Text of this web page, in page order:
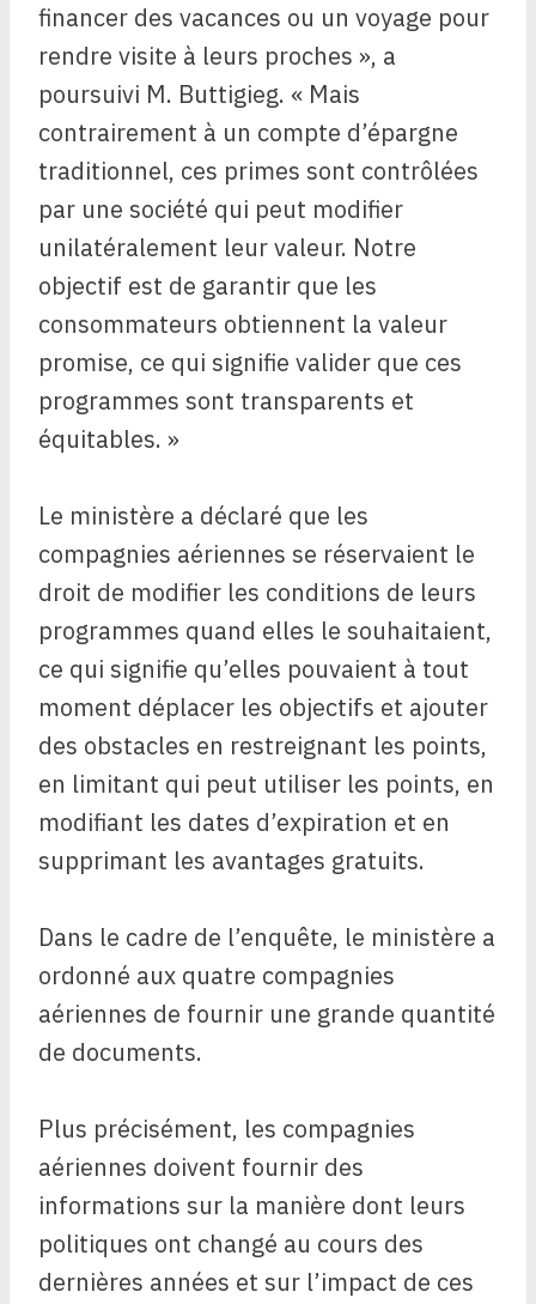
financer des vacances ou un voyage pour
rendre visite à leurs proches », a
poursuivi M. Buttigieg. « Mais
contrairement à un compte d’épargne
traditionnel, ces primes sont contrôlées
par une société qui peut modifier
unilatéralement leur valeur. Notre
objectif est de garantir que les
consommateurs obtiennent la valeur
promise, ce qui signifie valider que ces
programmes sont transparents et
équitables. »
Le ministère a déclaré que les
compagnies aériennes se réservaient le
droit de modifier les conditions de leurs
programmes quand elles le souhaitaient,
ce qui signifie qu’elles pouvaient à tout
moment déplacer les objectifs et ajouter
des obstacles en restreignant les points,
en limitant qui peut utiliser les points, en
modifiant les dates d’expiration et en
supprimant les avantages gratuits.
Dans le cadre de l’enquête, le ministère a
ordonné aux quatre compagnies
aériennes de fournir une grande quantité
de documents.
Plus précisément, les compagnies
aériennes doivent fournir des
informations sur la manière dont leurs
politiques ont changé au cours des
dernières années et sur l’impact de ces